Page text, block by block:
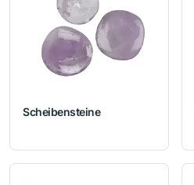
Scheibensteine